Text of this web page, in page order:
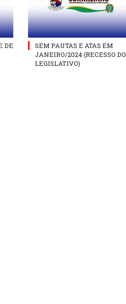
DE
SEM PAUTAS E ATAS EM
JANEIRO/2024 (RECESSO DO
LEGISLATIVO)